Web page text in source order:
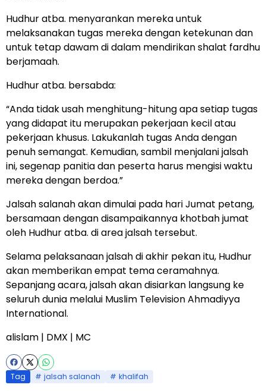
Hudhur atba. menyarankan mereka untuk
melaksanakan tugas mereka dengan ketekunan dan
untuk tetap dawam di dalam mendirikan shalat fardhu
berjamaah.
Hudhur atba. bersabda:
“Anda tidak usah menghitung-hitung apa setiap tugas
yang didapat itu merupakan pekerjaan kecil atau
pekerjaan khusus. Lakukanlah tugas Anda dengan
penuh semangat. Kemudian, sambil menjalani jalsah
ini, segenap panitia dan peserta harus mengisi waktu
mereka dengan berdoa.”
Jalsah salanah akan dimulai pada hari Jumat petang,
bersamaan dengan disampaikannya khotbah jumat
oleh Hudhur atba. di area jalsah tersebut.
Selama pelaksanaan jalsah di akhir pekan itu, Hudhur
akan memberikan empat tema ceramahnya.
Sepanjang acara, jalsah akan disiarkan langsung ke
seluruh dunia melalui Muslim Television Ahmadiyya
International.
alislam | DMX | MC
Tag jalsah salanah khalifah